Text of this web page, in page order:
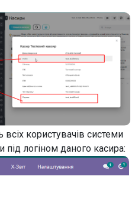
всіх користувачів системи
під логіном даного касира: